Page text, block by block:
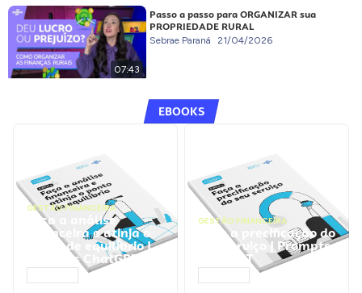
07:43
Passo a passo para ORGANIZAR sua
PROPRIEDADE RURAL
Sebrae Paraná 21/04/2026
EBOOKS
GESTÃO FINANCEIRA
Faça a análise
financeira e atinja o
ponto de equilíbrio |
Prompts ChatGPT
GESTÃO FINANCEIRA
Faça a precificação do
seu serviço | Prompts
ChatGPT